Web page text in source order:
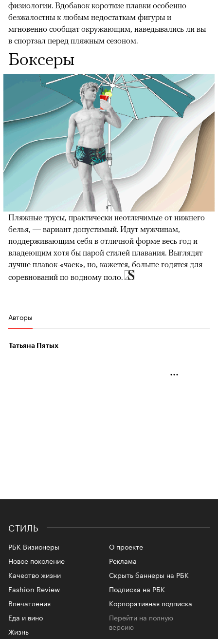
физиологии. Вдобавок короткие плавки особенно
безжалостны к любым недостаткам фигуры и
мгновенно сообщат окружающим, наведывались ли вы
в спортзал перед пляжным сезоном.
Боксеры
Пляжные трусы, практически неотличимые от нижнего
белья, — вариант допустимый. Идут мужчинам,
поддерживающим себя в отличной форме весь год и
владеющим хотя бы парой стилей плавания. Выглядят
лучше плавок-«чаек», но, кажется, больше годятся для
соревнований по водному поло.
Авторы
Татьяна Пятых
СТИЛЬ
РБК Визионеры
Новое поколение
Качество жизни
Fashion Review
Впечатления
Еда и вино
Жизнь
О проекте
Реклама
Скрыть баннеры на РБК
Подписка на РБК
Корпоративная подписка
Перейти на полную
версию